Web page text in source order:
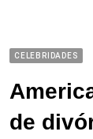
CELEBRIDADES
de